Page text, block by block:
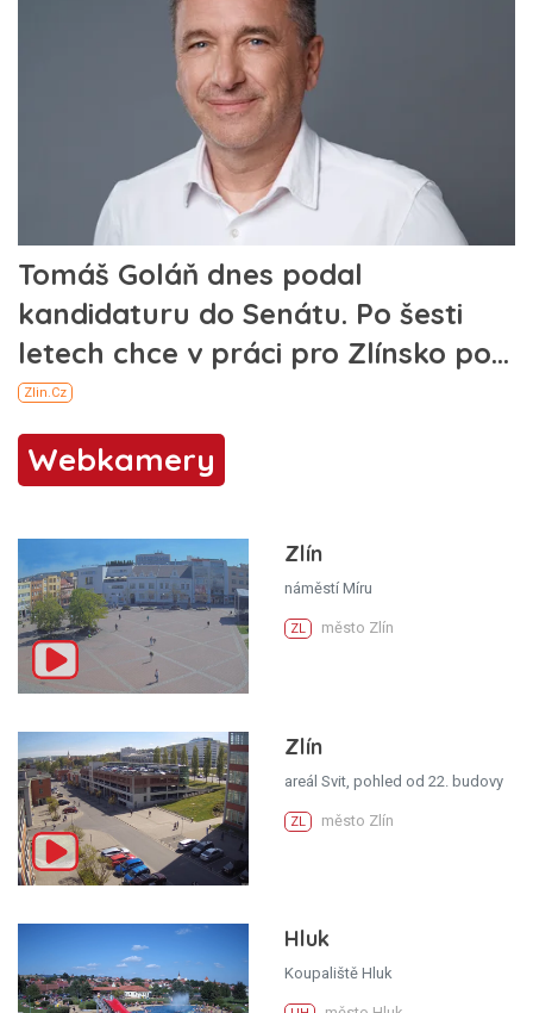
Webkamery
Zlín
náměstí Míru
ZL město Zlín
Zlín
areál Svit, pohled od 22. budovy
ZL město Zlín
Hluk
Koupaliště Hluk